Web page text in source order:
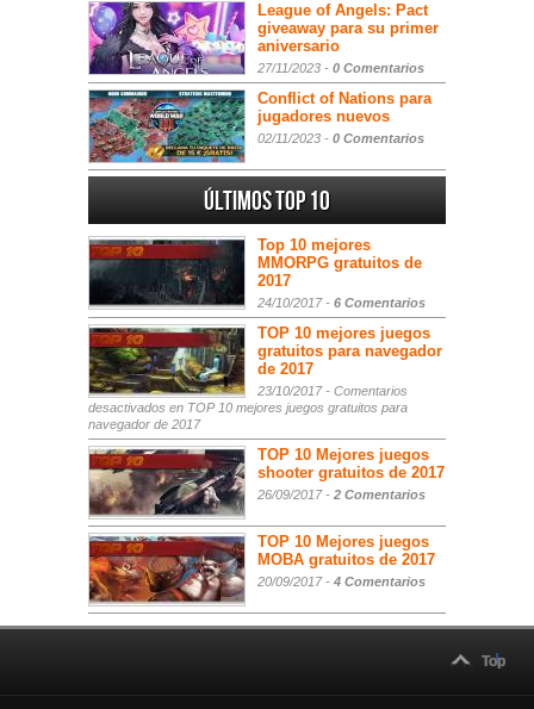
League of Angels: Pact
giveaway para su primer
aniversario
27/11/2023 - 0 Comentarios
Conflict of Nations para
jugadores nuevos
02/11/2023 - 0 Comentarios
Últimos Top 10
Top 10 mejores
MMORPG gratuitos de
2017
24/10/2017 - 6 Comentarios
TOP 10 mejores juegos
gratuitos para navegador
de 2017
23/10/2017 - Comentarios
desactivados en TOP 10 mejores juegos gratuitos para
navegador de 2017
TOP 10 Mejores juegos
shooter gratuitos de 2017
26/09/2017 - 2 Comentarios
TOP 10 Mejores juegos
MOBA gratuitos de 2017
20/09/2017 - 4 Comentarios
Top